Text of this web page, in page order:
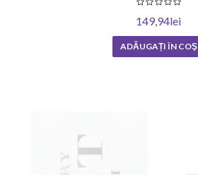
149,94lei
ADĂUGAȚI ÎN COŞ